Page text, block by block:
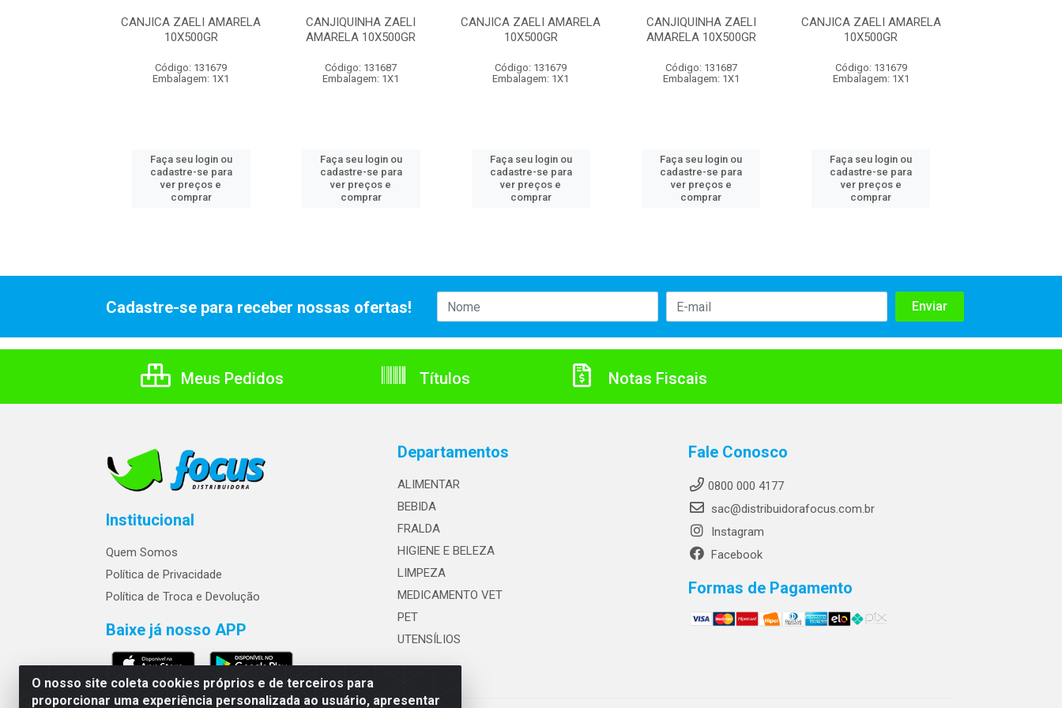
CANJICA ZAELI AMARELA
10X500GR
Código: 131679
Embalagem: 1X1
Faça seu login ou
cadastre-se para
ver preços e
comprar
CANJIQUINHA ZAELI
AMARELA 10X500GR
Código: 131687
Embalagem: 1X1
Faça seu login ou
cadastre-se para
ver preços e
comprar
CANJICA ZAELI AMARELA
10X500GR
Código: 131679
Embalagem: 1X1
Faça seu login ou
cadastre-se para
ver preços e
comprar
CANJIQUINHA ZAELI
AMARELA 10X500GR
Código: 131687
Embalagem: 1X1
Faça seu login ou
cadastre-se para
ver preços e
comprar
CANJICA ZAELI AMARELA
10X500GR
Código: 131679
Embalagem: 1X1
Faça seu login ou
cadastre-se para
ver preços e
comprar
O nosso site coleta cookies próprios e de terceiros para
proporcionar uma experiência personalizada ao usuário, apresentar
Cadastre-se para receber nossas ofertas!
Meus Pedidos Títulos Notas Fiscais
Institucional
Quem Somos
Política de Privacidade
Política de Troca e Devolução
Baixe já nosso APP
Departamentos
ALIMENTAR
BEBIDA
FRALDA
HIGIENE E BELEZA
LIMPEZA
MEDICAMENTO VET
PET
UTENSÍLIOS
Fale Conosco
0800 000 4177
sac@distribuidorafocus.com.br
Instagram
Facebook
Formas de Pagamento